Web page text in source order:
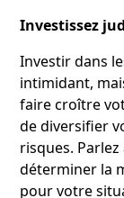
Investissez
Investir dans
intimidant,
faire croître
de diversifier
risques.
déterminer la
pour votre